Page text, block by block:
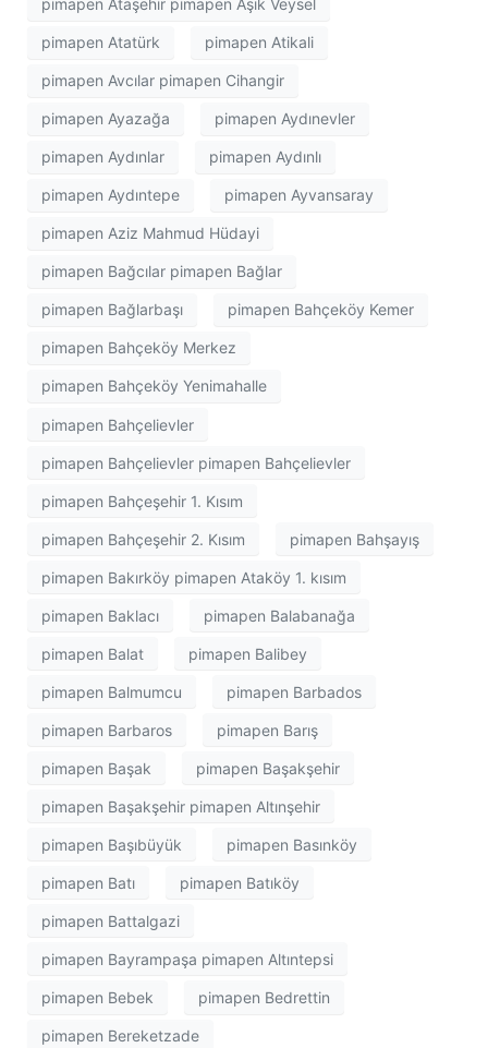
pimapen Ataşehir pimapen Aşık Veysel
pimapen Atatürk pimapen Atikali
pimapen Avcılar pimapen Cihangir
pimapen Ayazağa pimapen Aydınevler
pimapen Aydınlar pimapen Aydınlı
pimapen Aydıntepe pimapen Ayvansaray
pimapen Aziz Mahmud Hüdayi
pimapen Bağcılar pimapen Bağlar
pimapen Bağlarbaşı pimapen Bahçeköy Kemer
pimapen Bahçeköy Merkez
pimapen Bahçeköy Yenimahalle
pimapen Bahçelievler
pimapen Bahçelievler pimapen Bahçelievler
pimapen Bahçeşehir 1. Kısım
pimapen Bahçeşehir 2. Kısım pimapen Bahşayış
pimapen Bakırköy pimapen Ataköy 1. kısım
pimapen Baklacı pimapen Balabanağa
pimapen Balat pimapen Balibey
pimapen Balmumcu pimapen Barbados
pimapen Barbaros pimapen Barış
pimapen Başak pimapen Başakşehir
pimapen Başakşehir pimapen Altınşehir
pimapen Başıbüyük pimapen Basınköy
pimapen Batı pimapen Batıköy
pimapen Battalgazi
pimapen Bayrampaşa pimapen Altıntepsi
pimapen Bebek pimapen Bedrettin
pimapen Bereketzade